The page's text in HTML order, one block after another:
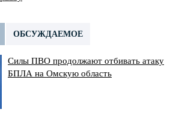
ОБСУЖДАЕМОЕ
Силы ПВО продолжают отбивать атаку
БПЛА на Омскую область